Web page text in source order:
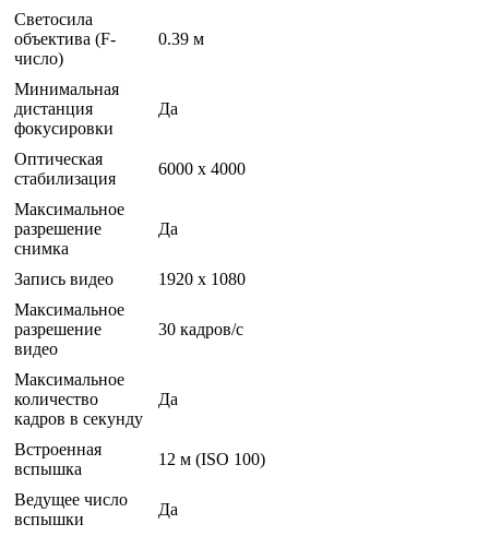
Светосила
объектива (F-
число)
0.39 м
Минимальная
дистанция
фокусировки
Да
Оптическая
стабилизация
6000 x 4000
Максимальное
разрешение
снимка
Да
Запись видео
1920 x 1080
Максимальное
разрешение
видео
30 кадров/с
Максимальное
количество
кадров в секунду
Да
Встроенная
вспышка
12 м (ISO 100)
Ведущее число
вспышки
Да